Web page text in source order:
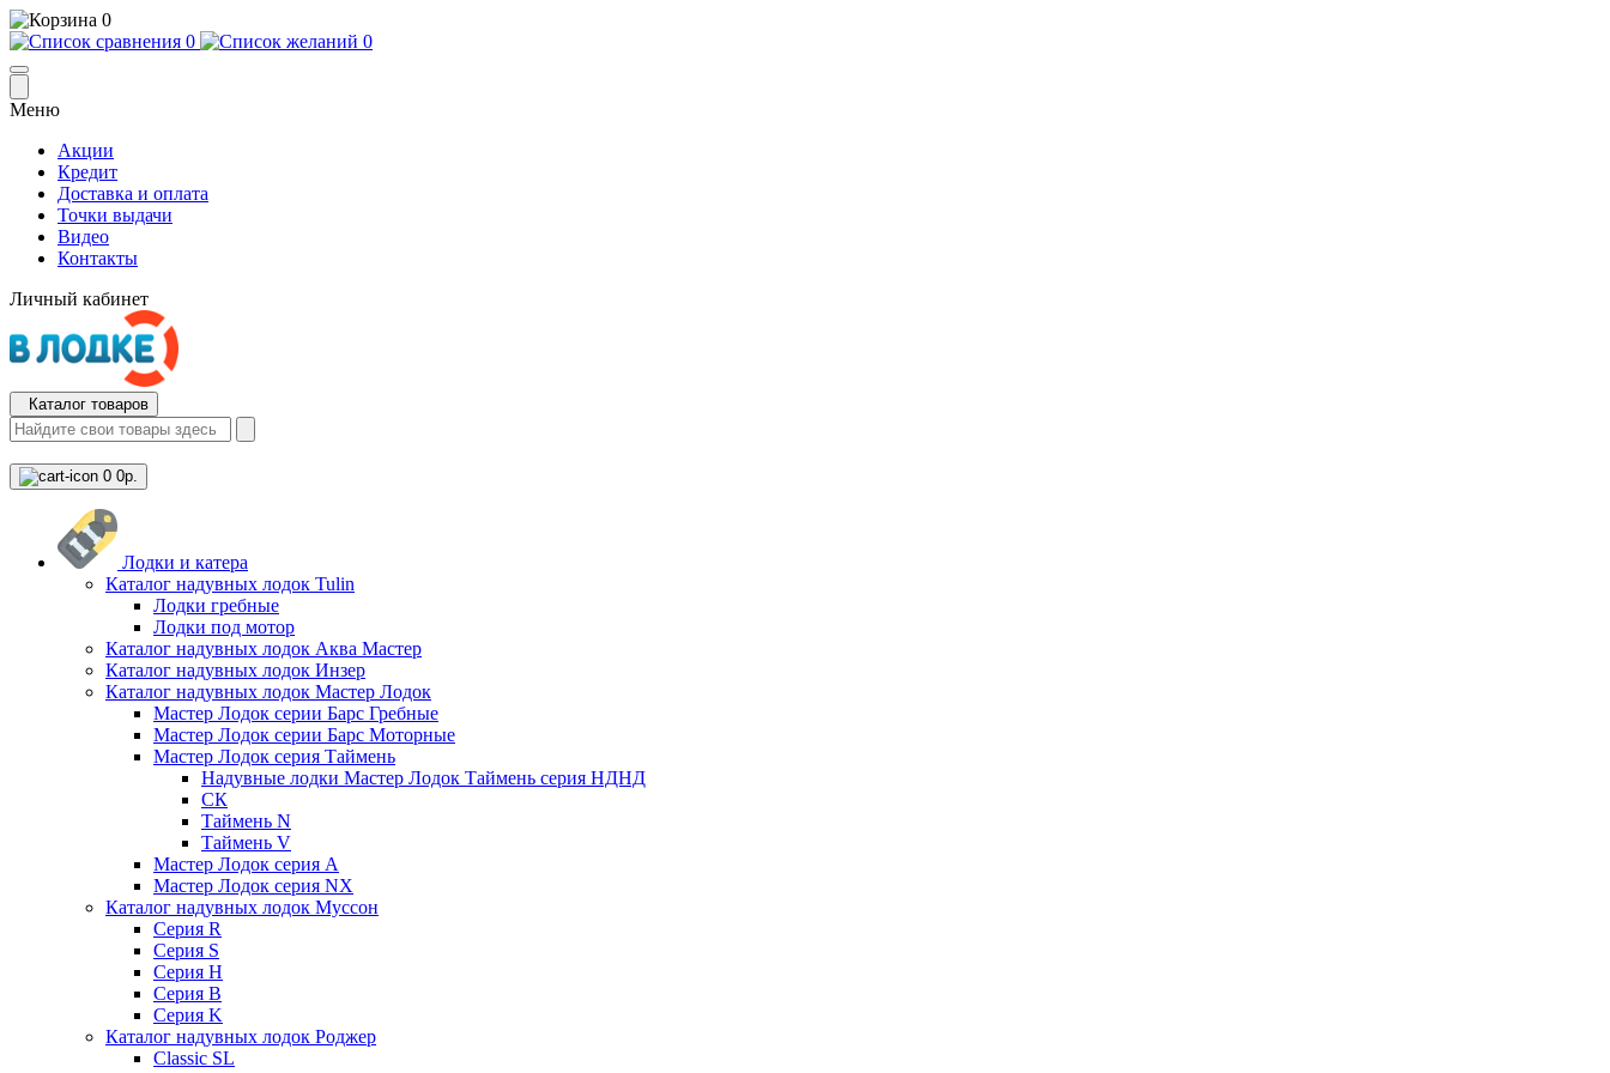
0
0
0
Меню
Акции
Кредит
Доставка и оплата
Точки выдачи
Видео
Контакты
Личный кабинет
Каталог товаров
0 0р.
Лодки и катера
Каталог надувных лодок Tulin
Лодки гребные
Лодки под мотор
Каталог надувных лодок Аква Мастер
Каталог надувных лодок Инзер
Каталог надувных лодок Мастер Лодок
Мастер Лодок серии Барс Гребные
Мастер Лодок серии Барс Моторные
Мастер Лодок серия Таймень
Надувные лодки Мастер Лодок Таймень серия НДНД
СК
Таймень N
Таймень V
Мастер Лодок серия А
Мастер Лодок серия NX
Каталог надувных лодок Муссон
Серия R
Серия S
Серия H
Серия B
Серия K
Каталог надувных лодок Роджер
Classic SL